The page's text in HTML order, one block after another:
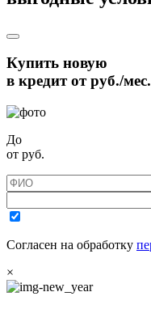
Купить новую
в кредит отруб./мес.
До
от руб.
Согласен на обработку
×